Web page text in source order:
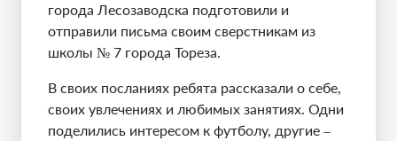
города Лесозаводска подготовили и
отправили письма своим сверстникам из
школы № 7 города Тореза.
В своих посланиях ребята рассказали о себе,
своих увлечениях и любимых занятиях. Одни
поделились интересом к футболу, другие –